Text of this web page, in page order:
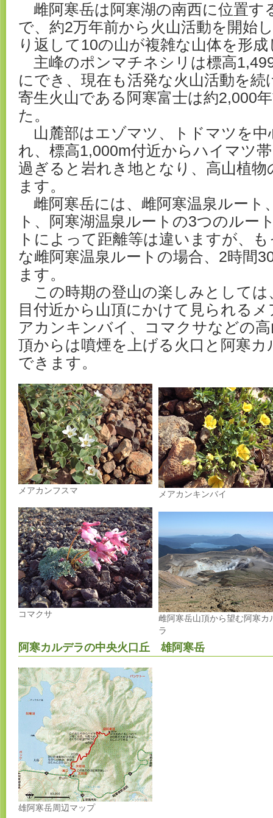
雌阿寒岳は阿寒湖の南西に位置す
で、約2万年前から火山活動を開始
り返して10の山が複雑な山体を形
主峰のポンマチネシリは標高
にでき、現在も活発な火山活動を
寄生火山である阿寒富士は約2,000
た。
山麓部はエゾマツ、トドマツを中
れ、標高1,000m付近からハイマツ
過ぎると岩れき地となり、高山植
ます。
雌阿寒岳には、雌阿寒温泉ルート
ト、阿寒湖温泉ルートの3つのルー
トによって距離等は違いますが、
な雌阿寒温泉ルートの場合、2時間
ます。
この時期の登山の楽しみとしては
目付近から山頂にかけて見られる
アカンキンバイ、コマクサなどの
頂からは噴煙を上げる火口と阿寒
できます。
メアカンフスマ メアカンキンバイ
コマクサ
雌阿寒岳山頂から望む阿寒カ
ラ
阿寒カルデラの中央火口丘 雄阿寒岳
雄阿寒岳周辺マップ